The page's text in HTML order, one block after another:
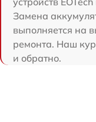
Замена
выполняется на
ремонта. Наш
и обратно.